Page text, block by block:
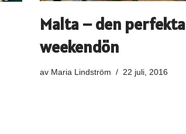
Malta – den perfekta
weekendön
av Maria Lindström 22 juli, 2016